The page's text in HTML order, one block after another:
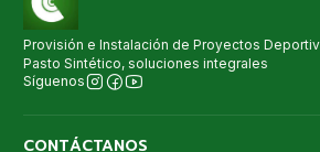
Provisión e Instalación de Proyectos
Pasto Sintético, soluciones integrales
Síguenos
CONTÁCTANOS